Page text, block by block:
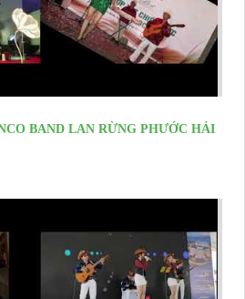
BAND LAN RỪNG PHƯỚC HẢI
2020 &...